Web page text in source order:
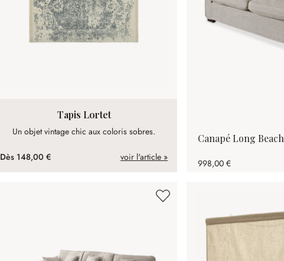
Tapis Lortet
Un objet vintage chic aux coloris sobres.
Dès 148,00 € voir l'article »
Canapé Long Beach
998,00 €